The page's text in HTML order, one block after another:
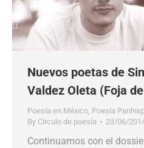
Nuevos poetas de
Valdez Oleta (Foja
Poesía en México, Poesía
By Círculo de poesía 23/06/
Continuamos con el